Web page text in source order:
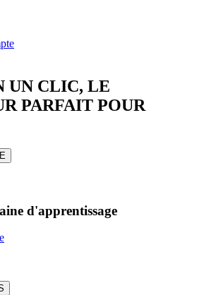
UN CLIC, LE
PARFAIT POUR
d'apprentissage